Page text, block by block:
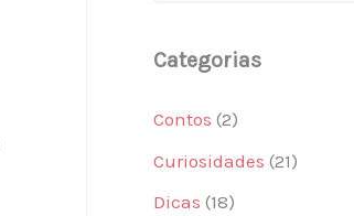
Categorias
Contos (2)
Curiosidades (21)
Dicas (18)